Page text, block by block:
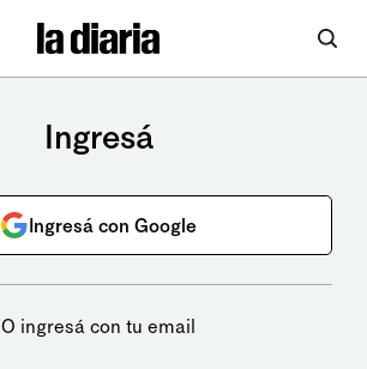
Ingresá
Ingresá con Google
O ingresá con tu email